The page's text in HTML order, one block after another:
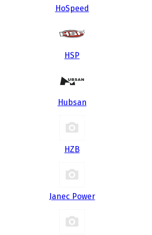
HoSpeed
HSP
Hubsan
HZB
Janec Power